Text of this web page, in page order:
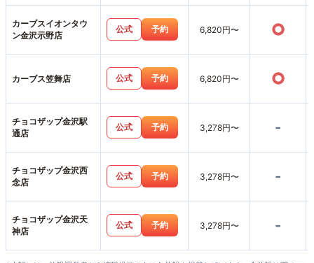
カーブスイオンタウ
ン金沢示野店
公式 予約 6,820円〜 ○
カーブス笠舞店 公式 予約 6,820円〜 ○
チョコザップ金沢駅
通店
公式 予約 3,278円〜 -
チョコザップ金沢西
念店
公式 予約 3,278円〜 -
チョコザップ金沢天
神店
公式 予約 3,278円〜 -